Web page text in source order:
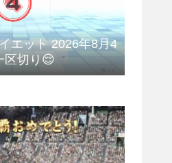
エット 2026年8月4
区切り😌